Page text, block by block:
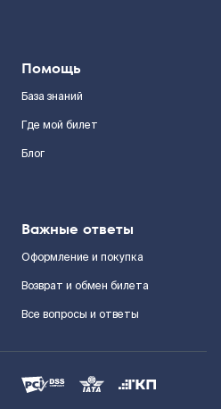
Помощь
База знаний
Где мой билет
Блог
Важные ответы
Оформление и покупка
Возврат и обмен билета
Все вопросы и ответы